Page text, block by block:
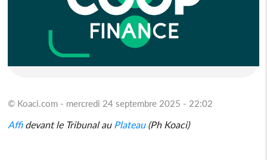
© Koaci.com - mercredi 24 septembre 2025 - 22:02
Affidevant le Tribunal au Plateau(Ph Koaci)